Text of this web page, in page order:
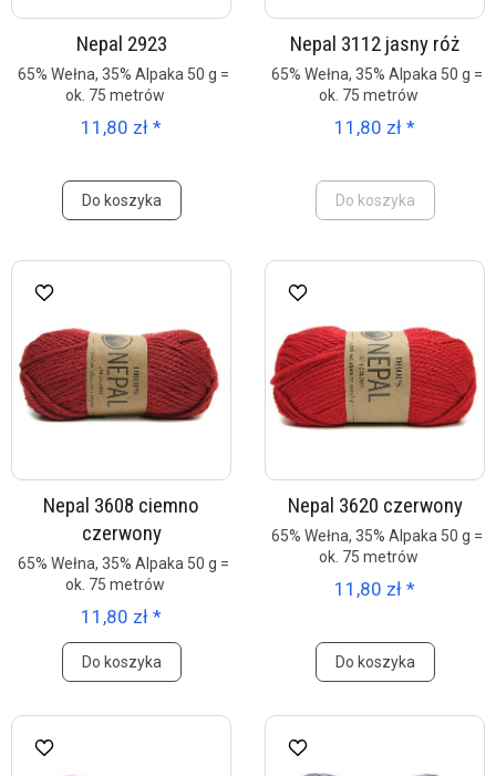
Nepal 2923
65% Wełna, 35% Alpaka 50 g =
ok. 75 metrów
11,80 zł *
Do koszyka
Nepal 3112 jasny róż
65% Wełna, 35% Alpaka 50 g =
ok. 75 metrów
11,80 zł *
Do koszyka
Nepal 3608 ciemno
czerwony
65% Wełna, 35% Alpaka 50 g =
ok. 75 metrów
11,80 zł *
Do koszyka
Nepal 3620 czerwony
65% Wełna, 35% Alpaka 50 g =
ok. 75 metrów
11,80 zł *
Do koszyka